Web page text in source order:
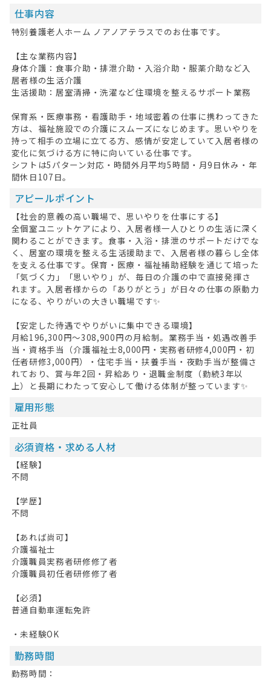
仕事内容
特別養護老人ホーム ノアノアテラスでのお仕事です。
【主な業務内容】
身体介護：食事介助・排泄介助・入浴介助・服薬介助など入
居者様の生活介護
生活援助：居室清掃・洗濯など住環境を整えるサポート業務
保育系・医療事務・看護助手・地域密着の仕事に携わってきた
方は、福祉施設での介護にスムーズになじめます。思いやりを
持って相手の立場に立てる方、感情が安定していて入居者様の
変化に気づける方に特に向いている仕事です。
シフトは5パターン対応・時間外月平均5時間・月9日休み・年
間休日107日。
アピールポイント
【社会的意義の高い職場で、思いやりを仕事にする】
全個室ユニットケアにより、入居者様一人ひとりの生活に深く
関わることができます。食事・入浴・排泄のサポートだけでな
く、居室の環境を整える生活援助まで、入居者様の暮らし全体
を支える仕事です。保育・医療・福祉補助経験を通じて培った
「気づく力」「思いやり」が、毎日の介護の中で直接発揮さ
れます。入居者様からの「ありがとう」が日々の仕事の原動力
になる、やりがいの大きい職場です✨
【安定した待遇でやりがいに集中できる環境】
月給196,300円〜308,900円の月給制。業務手当・処遇改善手
当・資格手当（介護福祉士8,000円・実務者研修4,000円・初
任者研修3,000円）・住宅手当・扶養手当・夜勤手当が整備さ
れており、賞与年2回・昇給あり・退職金制度（勤続3年以
上）と長期にわたって安心して働ける体制が整っています✨
雇用形態
正社員
必須資格・求める人材
【経験】
不問
【学歴】
不問
【あれば尚可】
介護福祉士
介護職員実務者研修修了者
介護職員初任者研修修了者
【必須】
普通自動車運転免許
・未経験OK
勤務時間
勤務時間：